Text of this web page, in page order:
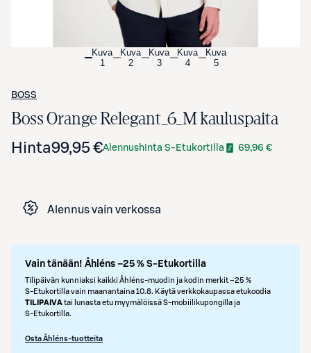
Kuva
1
Kuva
2
Kuva
3
Kuva
4
Kuva
5
BOSS
Boss Orange Relegant_6_M kauluspaita
Hinta99,95 €Alennushinta S-Etukortilla 69,96 €
Alennus vain verkossa
Vain tänään! Åhléns –25 % S-Etukortilla
Tilipäivän kunniaksi kaikki Åhléns-muodin ja kodin merkit –25 %
S‑Etukortilla vain maanantaina 10.8. Käytä verkkokaupassa etukoodia
TILIPAIVAtai lunasta etu myymälöissä S‑mobiilikupongilla ja
S‑Etukortilla.
Osta Åhléns-tuotteita